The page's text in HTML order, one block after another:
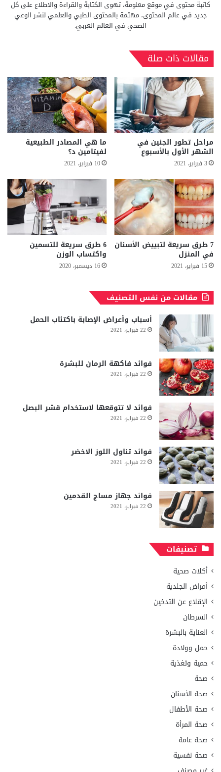
كاتبة محتوى في موقع معلومة، تهوى الكتابة والقراءة والاطلاع على كل
جديد في عالم المحتوى، مهتمة بالمحتوى الطبي والعلمي لنشر الوعي
الصحي في العالم العربي.
مقالات ذات صلة
مراحل تطور الجنين في
الشهر الأول بالأسبوع
3 فبراير، 2021
ما هي المصادر الطبيعية
لفيتامين د؟
10 فبراير، 2021
7 طرق سريعة لتبييض الأسنان
في المنزل
15 فبراير، 2021
6 طرق سريعة للتسمين
واكتساب الوزن
16 ديسمبر، 2020
مقالات من نفس التصنيف
أسباب وأعراض الإصابة باكتئاب الحمل
22 فبراير، 2021
فوائد فاكهة الرمان للبشرة
22 فبراير، 2021
فوائد لا تتوقعها لاستخدام قشر البصل
22 فبراير، 2021
فوائد تناول اللوز الاخضر
22 فبراير، 2021
فوائد جهاز مساج القدمين
22 فبراير، 2021
تصنيفات
أكلات صحية
أمراض الجلدية
الإقلاع عن التدخين
السرطان
العناية بالبشرة
حمل وولادة
حمية وتغذية
صحة
صحة الأسنان
صحة الأطفال
صحة المرأة
صحة عامة
صحة نفسية